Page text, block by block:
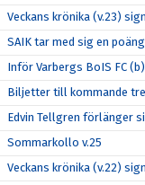
Veckans krönika (v.23)
SAIK tar med sig en
Inför Varbergs BoIS FC
Biljetter till kommande
Edvin Tellgren förlänger
Sommarkollo v.25
Veckans krönika (v.22)